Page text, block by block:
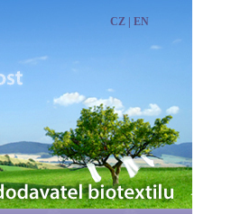
CZ| EN